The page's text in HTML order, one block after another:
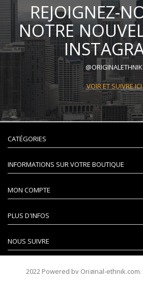
REJOIGNEZ-
NOTRE
@ORIGINALETHNIK
VOIR ET SUIVRE ICI
CATÉGORIES
INFORMATIONS SUR VOTRE BOUTIQUE
MON COMPTE
PLUS D'INFOS
NOUS SUIVRE
2022 Powered by Original-